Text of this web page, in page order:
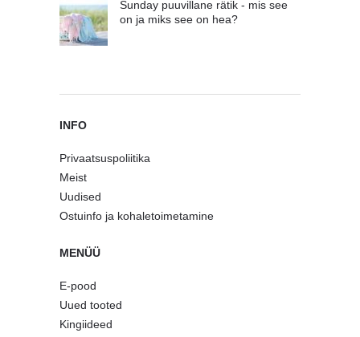
Sunday puuvillane rätik - mis see
on ja miks see on hea?
INFO
Privaatsuspoliitika
Meist
Uudised
Ostuinfo ja kohaletoimetamine
MENÜÜ
E-pood
Uued tooted
Kingiideed